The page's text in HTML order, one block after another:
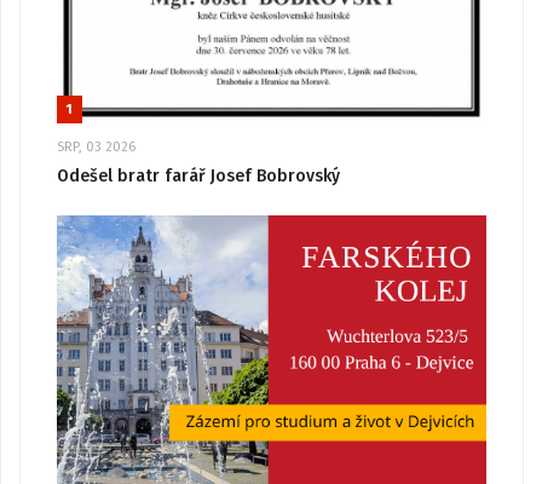
1
SRP, 03 2026
Odešel bratr farář Josef Bobrovský